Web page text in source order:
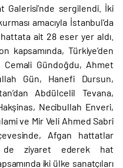
Galerisi’nde sergilendi. İki
amacıyla İstanbul’da
ait 28 eser yer aldı.
kapsamında, Türkiye’den
Cemali Gündoğdu, Ahmet
Gün, Hanefi Dursun,
Abdülcelil Tevana,
Necibullah Enveri,
ve Mir Veli Ahmed Sabri
Afgan hattatlar
de ziyaret ederek hat
iki ülke sanatçıları